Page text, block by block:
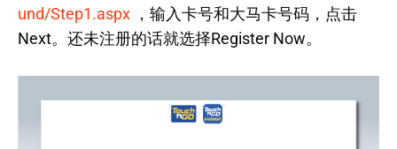
und/Step1.aspx ，输入卡号和大马卡号码，点击
Next。还未注册的话就选择Register Now。